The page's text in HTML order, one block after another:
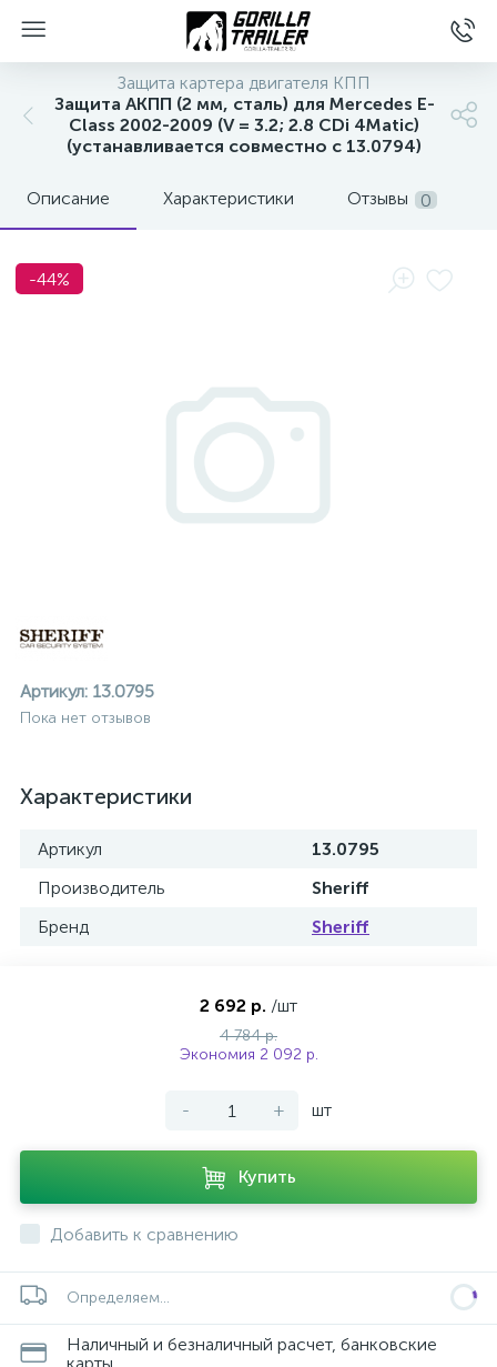
Защита картера двигателя КПП
Защита АКПП (2 мм, сталь) для Mercedes E-
Class 2002-2009 (V = 3.2; 2.8 CDi 4Matic)
(устанавливается совместно с 13.0794)
Описание Характеристики Отзывы 0
-44%
Артикул: 13.0795
Пока нет отзывов
Характеристики
Артикул
13.0795
Производитель
Sheriff
Бренд
Sheriff
2 692 р. /шт
4 784 р.
Экономия 2 092 р.
- + шт
Купить
Добавить к сравнению
Определяем...
Наличный и безналичный расчет, банковские